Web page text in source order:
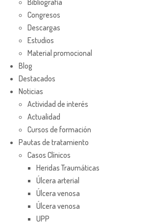
Congresos
Descargas
Estudios
Material promocional
Blog
Destacados
Noticias
Actividad de interés
Actualidad
Cursos de formación
Pautas de tratamiento
Casos Clínicos
Heridas Traumáticas
Úlcera arterial
Úlcera venosa
Úlcera venosa
UPP